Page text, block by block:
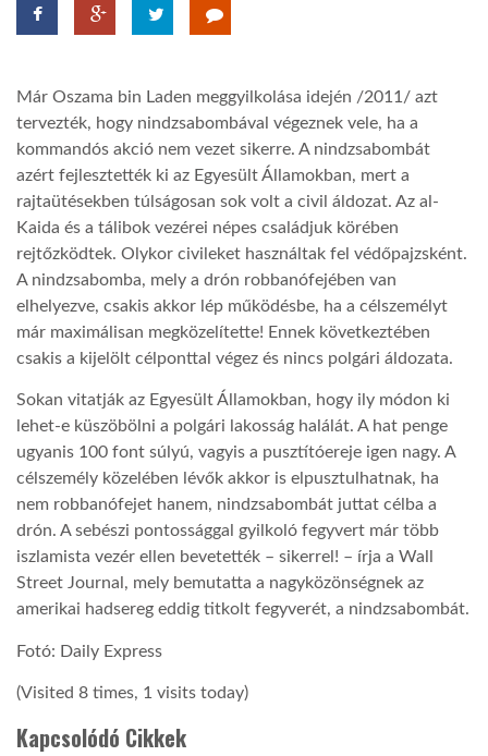
A NAP SZÉPE
LINKTR.EE
GLOBOZSARU
DOBRAVERO.HU
LATIMO.HU
GLOBOBOOK
Már Oszama bin Laden meggyilkolása idején /2011/ azt
tervezték, hogy nindzsabombával végeznek vele, ha a
kommandós akció nem vezet sikerre. A nindzsabombát
azért fejlesztették ki az Egyesült Államokban, mert a
rajtaütésekben túlságosan sok volt a civil áldozat. Az al-
Kaida és a tálibok vezérei népes családjuk körében
rejtőzködtek. Olykor civileket használtak fel védőpajzsként.
A nindzsabomba, mely a drón robbanófejében van
elhelyezve, csakis akkor lép működésbe, ha a célszemélyt
már maximálisan megközelítette! Ennek következtében
csakis a kijelölt célponttal végez és nincs polgári áldozata.
Sokan vitatják az Egyesült Államokban, hogy ily módon ki
lehet-e küszöbölni a polgári lakosság halálát. A hat penge
ugyanis 100 font súlyú, vagyis a pusztítóereje igen nagy. A
célszemély közelében lévők akkor is elpusztulhatnak, ha
nem robbanófejet hanem, nindzsabombát juttat célba a
drón. A sebészi pontossággal gyilkoló fegyvert már több
iszlamista vezér ellen bevetették – sikerrel! – írja a Wall
Street Journal, mely bemutatta a nagyközönségnek az
amerikai hadsereg eddig titkolt fegyverét, a nindzsabombát.
Fotó: Daily Express
(Visited 8 times, 1 visits today)
Kapcsolódó Cikkek